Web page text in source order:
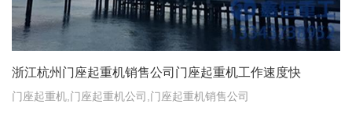
浙江杭州门座起重机销售公司门座起重机工作速度快
门座起重机,门座起重机公司,门座起重机销售公司